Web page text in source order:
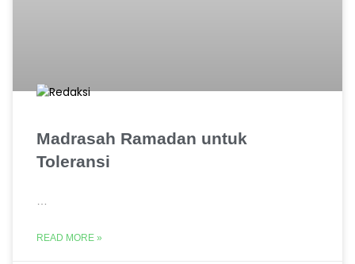
Madrasah Ramadan untuk
Toleransi
READ MORE »